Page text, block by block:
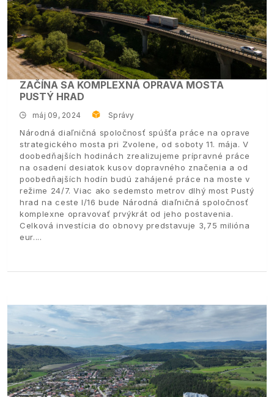
ZAČÍNA SA KOMPLEXNÁ OPRAVA MOSTA
PUSTÝ HRAD
máj 09, 2024 Správy
Národná diaľničná spoločnosť spúšťa práce na oprave
strategického mosta pri Zvolene, od soboty 11. mája. V
doobedňajších hodinách zrealizujeme prípravné práce
na osadení desiatok kusov dopravného značenia a od
poobedňajších hodín budú zahájené práce na moste v
režime 24/7. Viac ako sedemsto metrov dlhý most Pustý
hrad na ceste I/16 bude Národná diaľničná spoločnosť
komplexne opravovať prvýkrát od jeho postavenia.
Celková investícia do obnovy predstavuje 3,75 milióna
eur.